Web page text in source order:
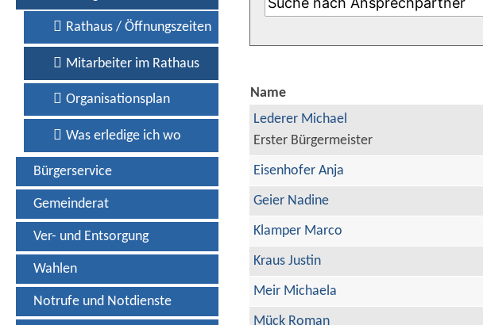
Rathaus / Öffnungszeiten
Mitarbeiter im Rathaus
Organisationsplan
Was erledige ich wo
Bürgerservice
Gemeinderat
Ver- und Entsorgung
Wahlen
Notrufe und Notdienste
Name
Lederer Michael
Erster Bürgermeister
Eisenhofer Anja
Geier Nadine
Klamper Marco
Kraus Justin
Meir Michaela
Mück Roman